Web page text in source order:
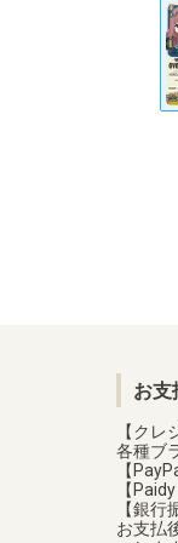
お支
【クレ
各種ブ
【
【
【銀行
お支払